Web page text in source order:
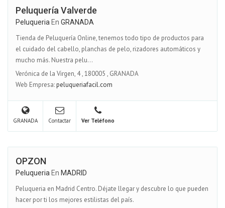
Peluquería Valverde
Peluqueria En GRANADA
Tienda de Peluquería Online, tenemos todo tipo de productos para
el cuidado del cabello, planchas de pelo, rizadores automáticos y
mucho más. Nuestra pelu...
Verónica de la Virgen, 4,180005 , GRANADA
Web Empresa:peluqueriafacil.com
GRANADA Contactar Ver Teléfono
OPZON
Peluqueria En MADRID
Peluqueria en Madrid Centro. Déjate llegar y descubre lo que pueden
hacer por ti los mejores estilistas del país.